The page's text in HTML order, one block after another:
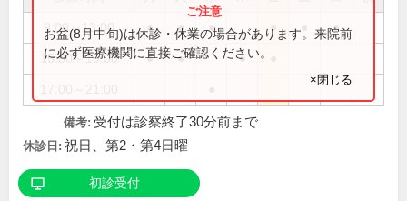
9:00～13:00 ● ● ● ● ●
15:00～19:00 ● ● ●
お盆(8月中旬)は休診・休業の場合があります。来院前
に必ず医療機関に直接ご確認ください。
×閉じる
備考: 受付は診察終了30分前まで
休診日: 祝日、第2・第4日曜
初診受付